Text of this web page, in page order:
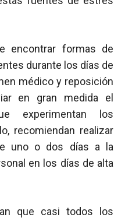
encontrar formas de
durante los días de
médico y reposición
en gran medida el
experimentan los
recomiendan realizar
uno o dos días a la
en los días de alta
que casi todos los